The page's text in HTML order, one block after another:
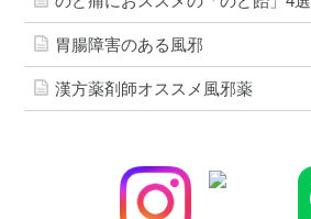
胃腸障害のある風邪
漢方薬剤師オススメ風邪薬